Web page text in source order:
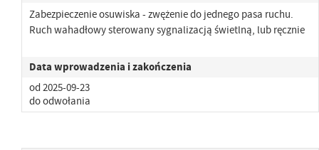
Zabezpieczenie osuwiska - zwężenie do jednego pasa ruchu.
Ruch wahadłowy sterowany sygnalizacją świetlną, lub ręcznie
Data wprowadzenia i zakończenia
od 2025-09-23
do odwołania